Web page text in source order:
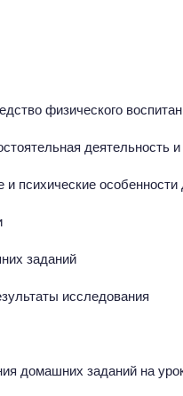
физического
деятельность
психические
заданий
исследования
домашних заданий на